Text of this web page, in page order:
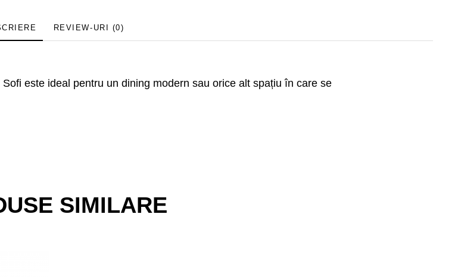
REVIEW-URI (0)
este ideal pentru un dining modern sau orice alt spațiu în care se
SIMILARE